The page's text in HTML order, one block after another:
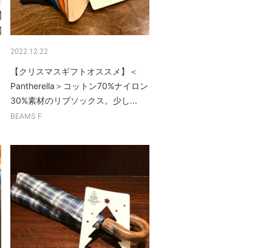
2022.12.22
【クリスマスギフトオススメ】＜
Pantherella＞コットン70%ナイロン
30%素材のリブソックス。少し...
BEAMS F